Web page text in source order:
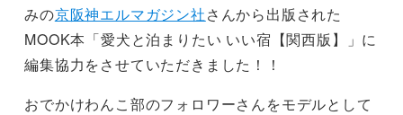
みの京阪神エルマガジン社さんから出版された
MOOK本「愛犬と泊まりたい いい宿【関西版】」に
編集協力をさせていただきました！！
おでかけわんこ部のフォロワーさんをモデルとして